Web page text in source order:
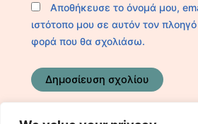
Αποθήκευσε το όνομά μου,
ιστότοπο μου σε αυτόν τον
φορά που θα σχολιάσω.